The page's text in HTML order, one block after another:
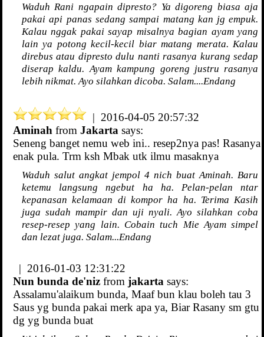
Waduh Rani ngapain dipresto? Ya digoreng biasa aja
pakai api panas sedang sampai matang kan jg empuk.
Kalau nggak pakai sayap misalnya bagian ayam yang
lain ya potong kecil-kecil biar matang merata. Kalau
direbus atau dipresto dulu nanti rasanya kurang sedap
diserap kaldu. Ayam kampung goreng justru rasanya
lebih nikmat. Ayo silahkan dicoba. Salam....Endang
| 2016-04-05 20:57:32
Aminah from Jakarta says:
Seneng banget nemu web ini.. resep2nya pas! Rasanya
enak pula. Trm ksh Mbak utk ilmu masaknya
Waduh salut angkat jempol 4 nich buat Aminah. Baru
ketemu langsung ngebut ha ha. Pelan-pelan ntar
kepanasan kelamaan di kompor ha ha. Terima Kasih
juga sudah mampir dan uji nyali. Ayo silahkan coba
resep-resep yang lain. Cobain tuch Mie Ayam simpel
dan lezat juga. Salam...Endang
| 2016-01-03 12:31:22
Nun bunda de'niz from jakarta says:
Assalamu'alaikum bunda, Maaf bun klau boleh tau 3
Saus yg bunda pakai merk apa ya, Biar Rasany sm gtu
dg yg bunda buat